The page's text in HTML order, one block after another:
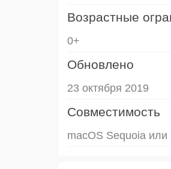
Возрастные
0+
Обновлено
23 октября 2019
Совместимость
macOS Sequoia